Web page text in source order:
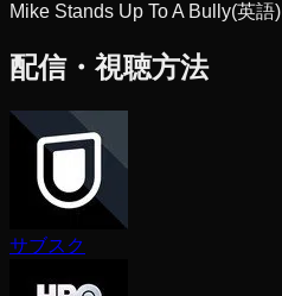
Mike Stands Up To A Bully(英語)
配信・視聴方法
サブスク